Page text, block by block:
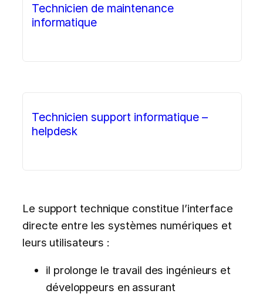
Technicien de maintenance
informatique
Technicien support informatique –
helpdesk
Le support technique constitue l’interface
directe entre les systèmes numériques et
leurs utilisateurs :
il prolonge le travail des ingénieurs et
développeurs en assurant